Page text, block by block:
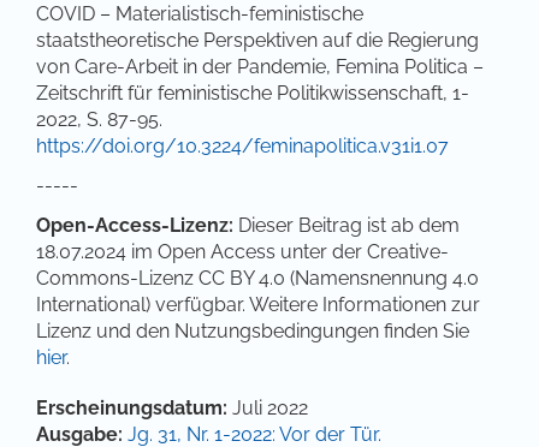
COVID – Materialistisch-feministische
staatstheoretische Perspektiven auf die Regierung
von Care-Arbeit in der Pandemie, Femina Politica –
Zeitschrift für feministische Politikwissenschaft, 1-
2022, S. 87-95.
https://doi.org/10.3224/feminapolitica.v31i1.07
-----
Open-Access-Lizenz: Dieser Beitrag ist ab dem
18.07.2024 im Open Access unter der Creative-
Commons-Lizenz CC BY 4.0 (Namensnennung 4.0
International) verfügbar. Weitere Informationen zur
Lizenz und den Nutzungsbedingungen finden Sie
hier.
Artikel-Details
Erscheinungsdatum: Juli 2022
Ausgabe: Jg. 31, Nr. 1-2022: Vor der Tür.